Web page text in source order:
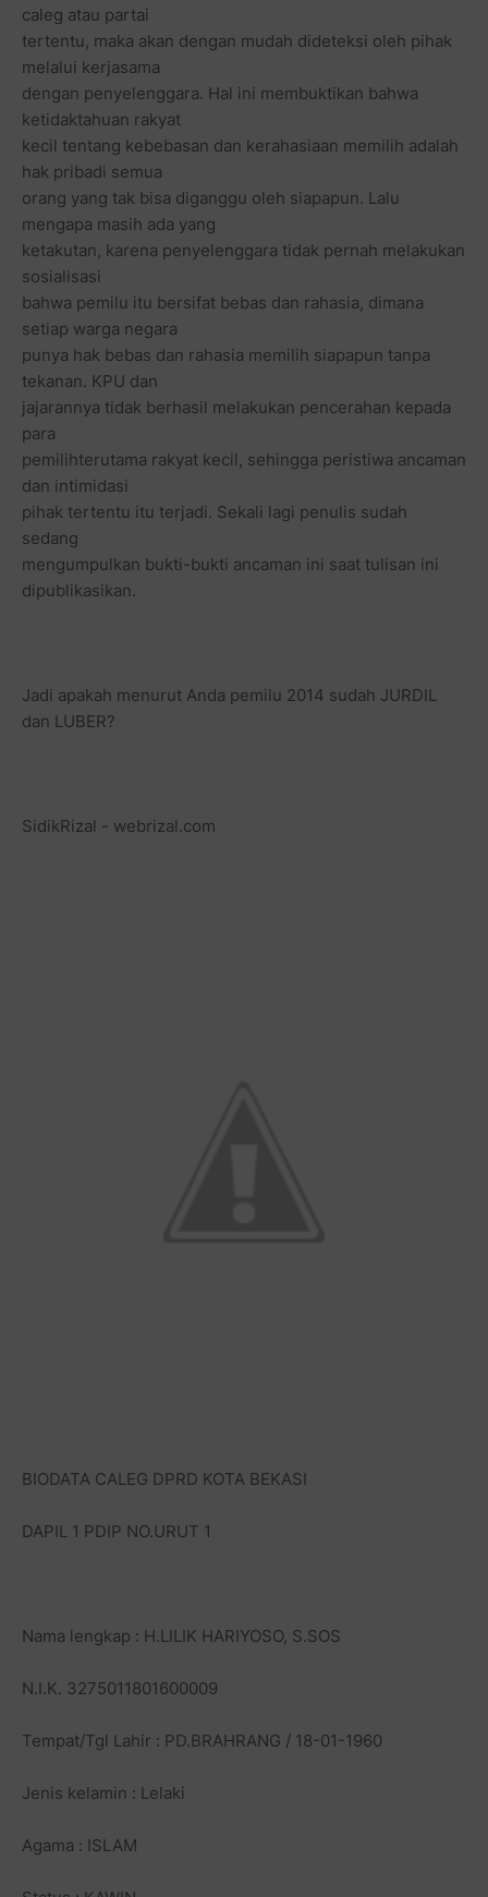
caleg atau partai
tertentu, maka akan dengan mudah dideteksi oleh pihak
melalui kerjasama
dengan penyelenggara. Hal ini membuktikan bahwa
ketidaktahuan rakyat
kecil tentang kebebasan dan kerahasiaan memilih adalah
hak pribadi semua
orang yang tak bisa diganggu oleh siapapun. Lalu
mengapa masih ada yang
ketakutan, karena penyelenggara tidak pernah melakukan
sosialisasi
bahwa pemilu itu bersifat bebas dan rahasia, dimana
setiap warga negara
punya hak bebas dan rahasia memilih siapapun tanpa
tekanan. KPU dan
jajarannya tidak berhasil melakukan pencerahan kepada
para
pemilihterutama rakyat kecil, sehingga peristiwa ancaman
dan intimidasi
pihak tertentu itu terjadi. Sekali lagi penulis sudah
sedang
mengumpulkan bukti-bukti ancaman ini saat tulisan ini
dipublikasikan.
Jadi apakah menurut Anda pemilu 2014 sudah JURDIL
dan LUBER?
SidikRizal - webrizal.com
BIODATA CALEG DPRD KOTA BEKASI
DAPIL 1 PDIP NO.URUT 1
Nama lengkap : H.LILIK HARIYOSO, S.SOS
N.I.K. 3275011801600009
Tempat/Tgl Lahir : PD.BRAHRANG / 18-01-1960
Jenis kelamin : Lelaki
Agama : ISLAM